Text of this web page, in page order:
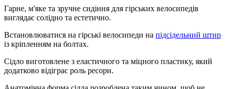
Гарне, м'яке та зручне сидіння для гірських велосипедів
виглядає солідно та естетично.
Встановлюватися на гірські велосипеди на підсідельний штир
із кріпленням на болтах.
Сідло виготовлене з еластичного та міцного пластику, який
додатково відіграє роль ресори.